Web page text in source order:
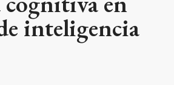
inteligencia